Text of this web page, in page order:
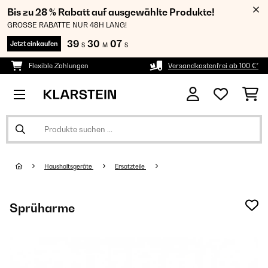
Bis zu 28 % Rabatt auf ausgewählte Produkte!
GROSSE RABATTE NUR 48H LANG!
Jetzt einkaufen 39 S 30 M 06 S
Flexible Zahlungen Versandkostenfrei ab 100 €*
Haushaltsgeräte Ersatzteile
Sprüharme